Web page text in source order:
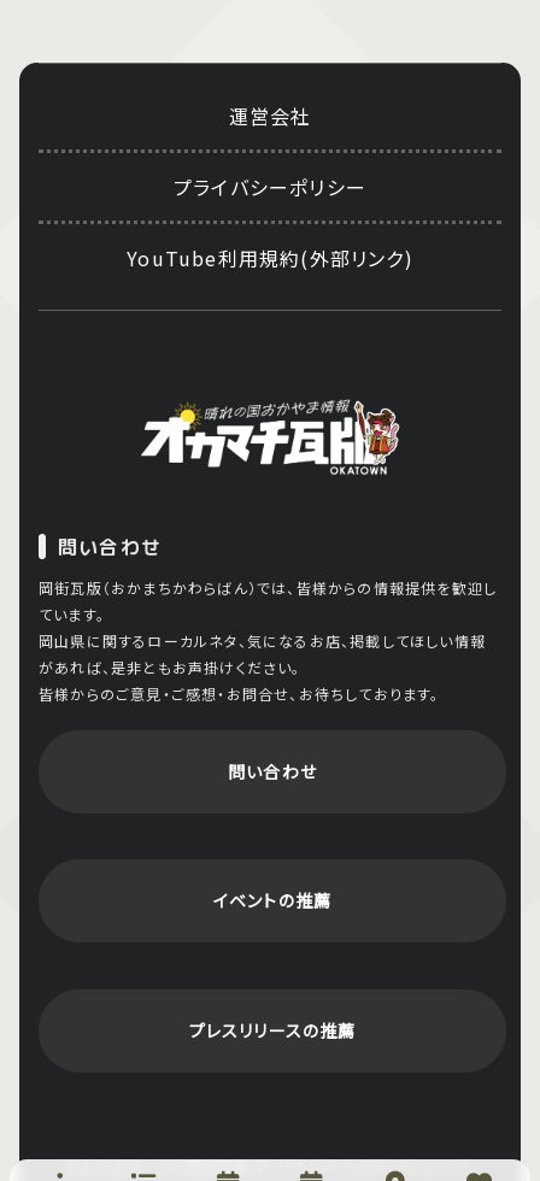
運営会社
プライバシーポリシー
YouTube利用規約(外部リンク)
問い合わせ
岡街瓦版（おかまちかわらばん）では、皆様からの情報提供を歓迎し
ています。
岡山県に関するローカルネタ、気になるお店、掲載してほしい情報
があれば、是非ともお声掛けください。
皆様からのご意見・ご感想・お問合せ、お待ちしております。
問い合わせ
イベントの推薦
プレスリリースの推薦
おかやまポータル岡街瓦版© 2024 All Rights Reserved.